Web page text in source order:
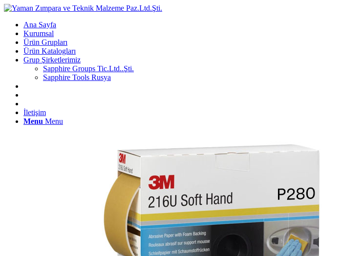
Ana Sayfa
Kurumsal
Ürün Grupları
Ürün Katalogları
Grup Şirketlerimiz
Sapphire Groups Tic.Ltd..Şti.
Sapphire Tools Rusya
İletişim
Menu Menu